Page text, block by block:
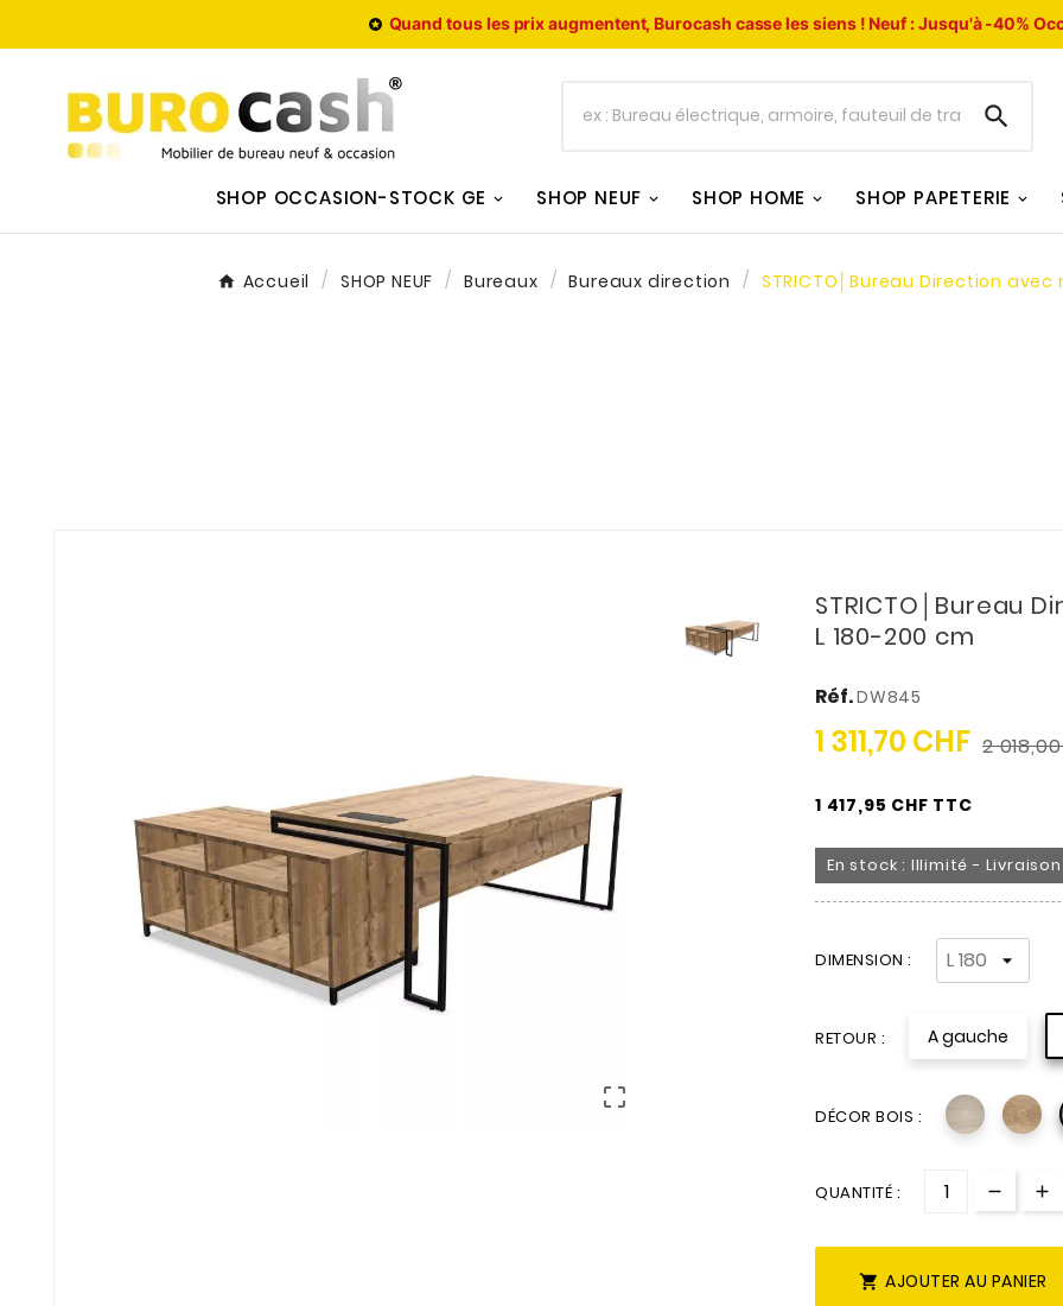
 Quand tous les prix augmentent, Burocash casse les siens !Neuf : Jusqu'à -40%

SHOP OCCASION-STOCK GE SHOP NEUF SHOP HOME SHOP PAPETERIE
Accueil SHOP NEUF Bureaux Bureaux direction STRICTO│Bureau Direction

STRICTO│Bureau
L 180-200 cm
Réf.DW845
1 311,70 CHF 2
1 417,95 CHF TTC
En stock : Illimité -
DIMENSION :
RETOUR : A gauche
DÉCOR BOIS :
QUANTITÉ :
 AJOUTER AU PANIER